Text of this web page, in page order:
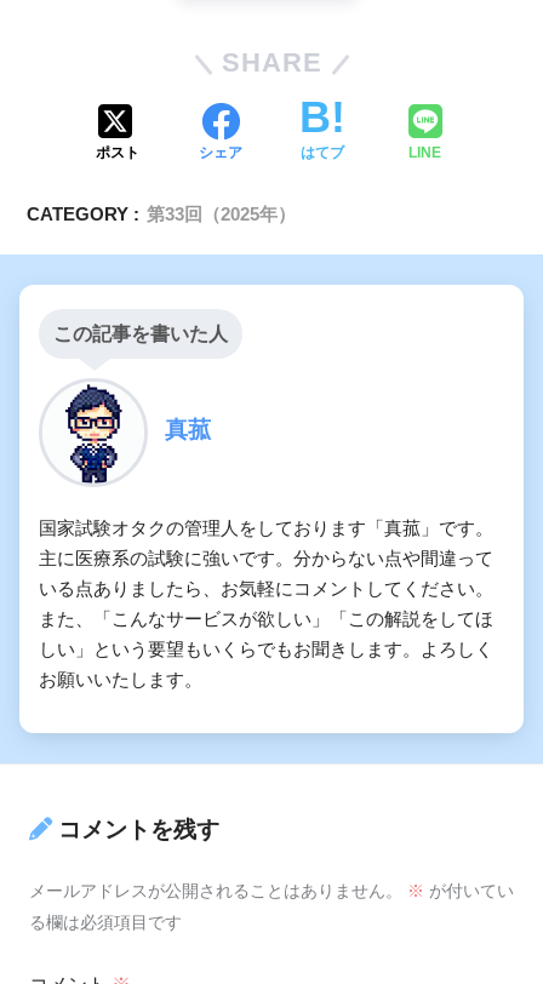
SHARE
ポスト シェア はてブ LINE
CATEGORY : 第33回（2025年）
この記事を書いた人
真菰
国家試験オタクの管理人をしております「真菰」です。
主に医療系の試験に強いです。分からない点や間違って
いる点ありましたら、お気軽にコメントしてください。
また、「こんなサービスが欲しい」「この解説をしてほ
しい」という要望もいくらでもお聞きします。よろしく
お願いいたします。
コメントを残す
メールアドレスが公開されることはありません。 ※ が付いてい
る欄は必須項目です